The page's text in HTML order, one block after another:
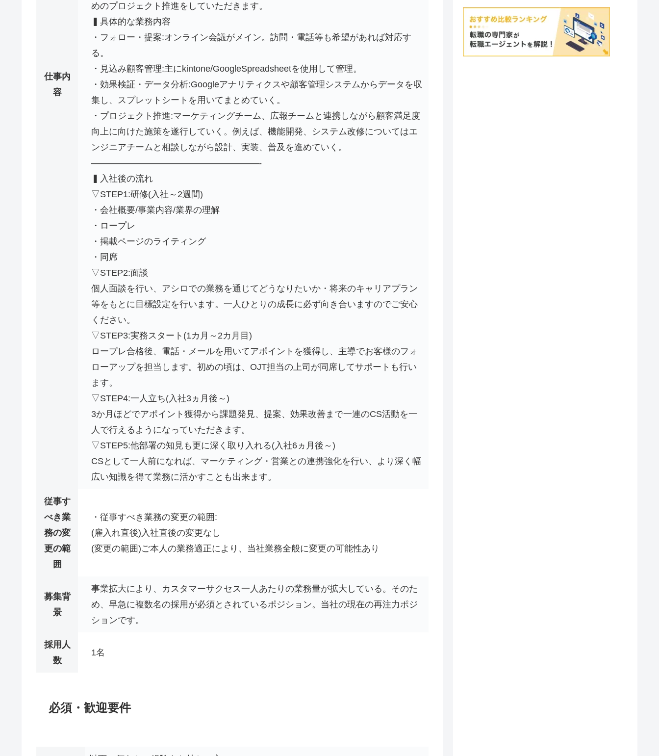
仕事内
容
めのプロジェクト推進をしていただきます。
▍具体的な業務内容
・フォロー・提案:オンライン会議がメイン。訪問・電話等も希望があれば対応す
る。
・見込み顧客管理:主にkintone/GoogleSpreadsheetを使用して管理。
・効果検証・データ分析:Googleアナリティクスや顧客管理システムからデータを収
集し、スプレットシートを用いてまとめていく。
・プロジェクト推進:マーケティングチーム、広報チームと連携しながら顧客満足度
向上に向けた施策を遂行していく。例えば、機能開発、システム改修についてはエ
ンジニアチームと相談しながら設計、実装、普及を進めていく。
———————————————————-
▍入社後の流れ
▽STEP1:研修(入社～2週間)
・会社概要/事業内容/業界の理解
・ロープレ
・掲載ページのライティング
・同席
▽STEP2:面談
個人面談を行い、アシロでの業務を通じてどうなりたいか・将来のキャリアプラン
等をもとに目標設定を行います。一人ひとりの成長に必ず向き合いますのでご安心
ください。
▽STEP3:実務スタート(1カ月～2カ月目)
ロープレ合格後、電話・メールを用いてアポイントを獲得し、主導でお客様のフォ
ローアップを担当します。初めの頃は、OJT担当の上司が同席してサポートも行い
ます。
▽STEP4:一人立ち(入社3ヵ月後～)
3か月ほどでアポイント獲得から課題発見、提案、効果改善まで一連のCS活動を一
人で行えるようになっていただきます。
▽STEP5:他部署の知見も更に深く取り入れる(入社6ヵ月後～)
CSとして一人前になれば、マーケティング・営業との連携強化を行い、より深く幅
広い知識を得て業務に活かすことも出来ます。
従事す
べき業
務の変
更の範
囲
・従事すべき業務の変更の範囲:
(雇入れ直後)入社直後の変更なし
(変更の範囲)ご本人の業務適正により、当社業務全般に変更の可能性あり
募集背
景
事業拡大により、カスタマーサクセス一人あたりの業務量が拡大している。そのた
め、早急に複数名の採用が必須とされているポジション。当社の現在の再注力ポジ
ションです。
採用人
数
1名
必須・歓迎要件